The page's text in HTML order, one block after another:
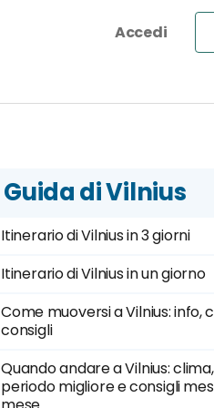
Guida di Vilnius
Itinerario di Vilnius in 3 giorni
Itinerario di Vilnius in un giorno
Come muoversi a Vilnius: info,
consigli
Quando andare a Vilnius: clima,
periodo migliore e consigli